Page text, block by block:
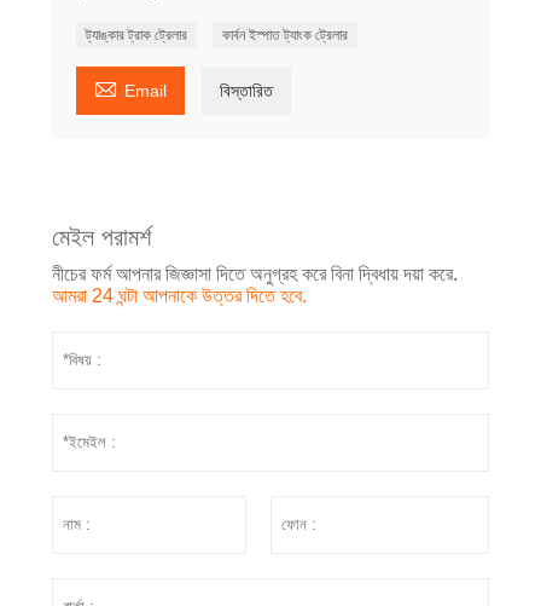
ট্যাঙ্কার ট্রাক ট্রেলার কার্বন ইস্পাত ট্যাংক ট্রেলার
 Email বিস্তারিত
মেইল পরামর্শ
নীচের ফর্ম আপনার জিজ্ঞাসা দিতে অনুগ্রহ করে বিনা দ্বিধায় দয়া করে.
আমরা 24 ঘন্টা আপনাকে উত্তর দিতে হবে.